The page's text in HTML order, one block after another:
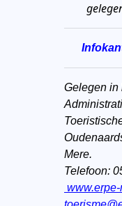
Gelegen in
Mere.
Telefoon: